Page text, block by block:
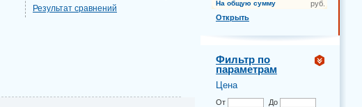
Результат сравнений
На общую сумму
руб.
Открыть
Фильтр по
параметрам
Цена
От До